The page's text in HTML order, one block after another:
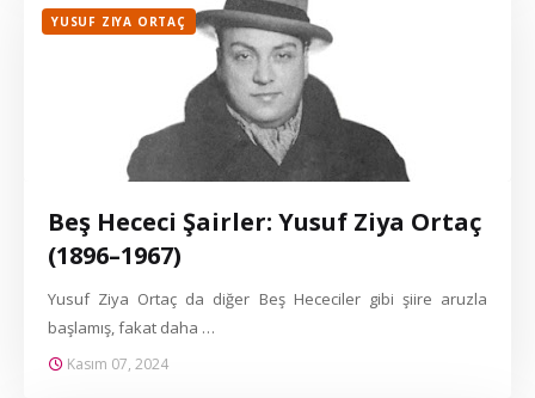
YUSUF ZIYA ORTAÇ
Beş Hececi Şairler: Yusuf Ziya Ortaç
(1896–1967)
Yusuf Ziya Ortaç da diğer Beş Hececiler gibi şiire aruzla
başlamış, fakat daha …
Kasım 07, 2024